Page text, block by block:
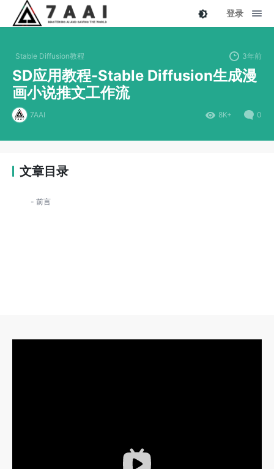
登录
Stable Diffusion教程 3年前
SD应用教程-Stable Diffusion生成漫
画小说推文工作流
7AAI 8K+ 0
文章目录
前言